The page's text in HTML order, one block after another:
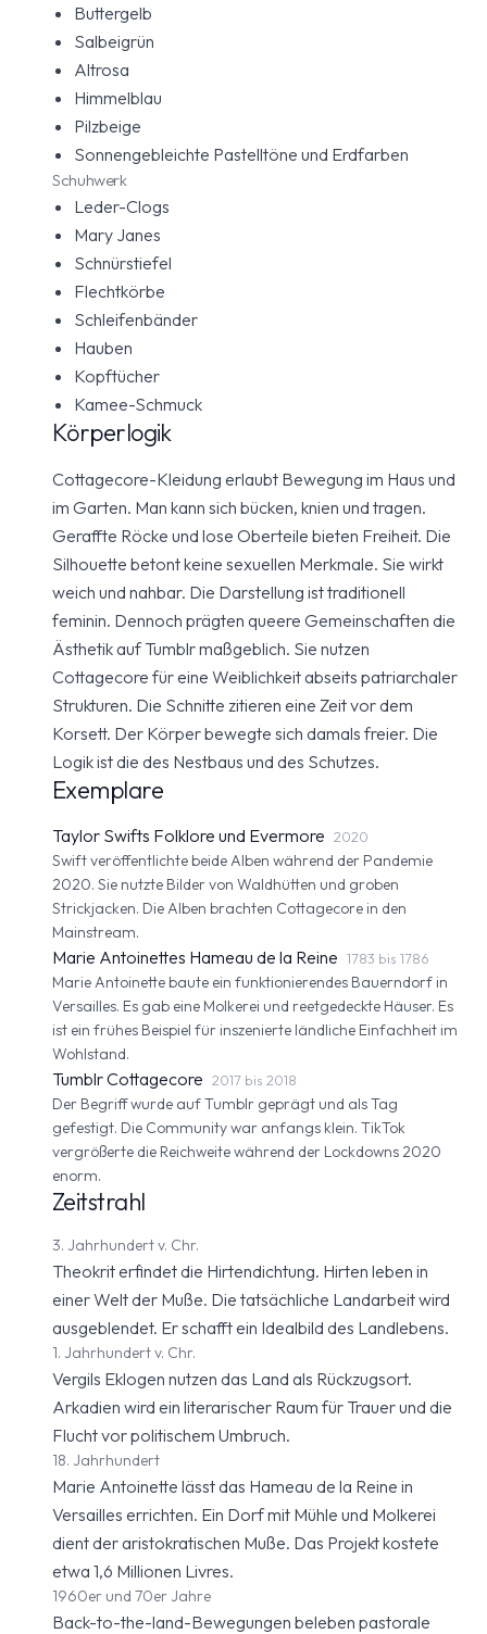
Buttergelb
Salbeigrün
Altrosa
Himmelblau
Pilzbeige
Sonnengebleichte Pastelltöne und Erdfarben
Schuhwerk
Leder-Clogs
Mary Janes
Schnürstiefel
Flechtkörbe
Schleifenbänder
Hauben
Kopftücher
Kamee-Schmuck
Körperlogik
Cottagecore-Kleidung erlaubt Bewegung im Haus und
im Garten. Man kann sich bücken, knien und tragen.
Geraffte Röcke und lose Oberteile bieten Freiheit. Die
Silhouette betont keine sexuellen Merkmale. Sie wirkt
weich und nahbar. Die Darstellung ist traditionell
feminin. Dennoch prägten queere Gemeinschaften die
Ästhetik auf Tumblr maßgeblich. Sie nutzen
Cottagecore für eine Weiblichkeit abseits patriarchaler
Strukturen. Die Schnitte zitieren eine Zeit vor dem
Korsett. Der Körper bewegte sich damals freier. Die
Logik ist die des Nestbaus und des Schutzes.
Exemplare
Taylor Swifts Folklore und Evermore 2020
Swift veröffentlichte beide Alben während der Pandemie
2020. Sie nutzte Bilder von Waldhütten und groben
Strickjacken. Die Alben brachten Cottagecore in den
Mainstream.
Marie Antoinettes Hameau de la Reine 1783 bis 1786
Marie Antoinette baute ein funktionierendes Bauerndorf in
Versailles. Es gab eine Molkerei und reetgedeckte Häuser. Es
ist ein frühes Beispiel für inszenierte ländliche Einfachheit im
Wohlstand.
Tumblr Cottagecore 2017 bis 2018
Der Begriff wurde auf Tumblr geprägt und als Tag
gefestigt. Die Community war anfangs klein. TikTok
vergrößerte die Reichweite während der Lockdowns 2020
enorm.
Zeitstrahl
3. Jahrhundert v. Chr.
Theokrit erfindet die Hirtendichtung. Hirten leben in
einer Welt der Muße. Die tatsächliche Landarbeit wird
ausgeblendet. Er schafft ein Idealbild des Landlebens.
1. Jahrhundert v. Chr.
Vergils Eklogen nutzen das Land als Rückzugsort.
Arkadien wird ein literarischer Raum für Trauer und die
Flucht vor politischem Umbruch.
18. Jahrhundert
Marie Antoinette lässt das Hameau de la Reine in
Versailles errichten. Ein Dorf mit Mühle und Molkerei
dient der aristokratischen Muße. Das Projekt kostete
etwa 1,6 Millionen Livres.
1960er und 70er Jahre
Back-to-the-land-Bewegungen beleben pastorale